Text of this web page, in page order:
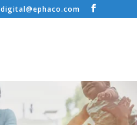
digital@ephaco.com